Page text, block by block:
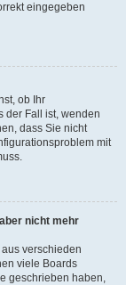
eingegeben
ob Ihr
der Fall ist, wenden
dass Sie nicht
mit
nicht mehr
verschieden
viele Boards
geschrieben haben,